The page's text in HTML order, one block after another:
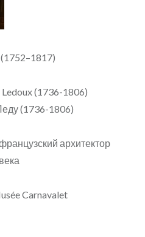
(1736-1806)
(1736-1806)
архитектор
Carnavalet